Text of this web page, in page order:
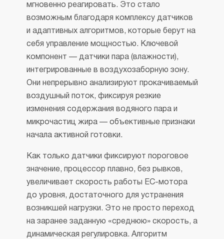
мгновенно реагировать. Это стало
возможным благодаря комплексу датчиков
и адаптивных алгоритмов, которые берут на
себя управление мощностью. Ключевой
компонент — датчики пара (влажности),
интегрированные в воздухозаборную зону.
Они непрерывно анализируют прокачиваемый
воздушный поток, фиксируя резкие
изменения содержания водяного пара и
микрочастиц жира — объективные признаки
начала активной готовки.
Как только датчики фиксируют пороговое
значение, процессор плавно, без рывков,
увеличивает скорость работы EC-мотора
до уровня, достаточного для устранения
возникшей нагрузки. Это не просто переход
на заранее заданную «среднюю» скорость, а
динамическая регулировка. Алгоритм